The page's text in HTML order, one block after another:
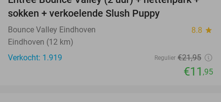
sokken + verkoelende Slush Puppy
Bounce Valley Eindhoven 8.8 star
Eindhoven (12 km)
Verkocht: 1.919
Regulier €21,95
€11 ,95